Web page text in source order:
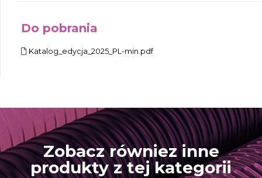
Do pobrania
Katalog_edycja_2025_PL-min.pdf
Zobacz równiez inne
produkty z tej kategorii